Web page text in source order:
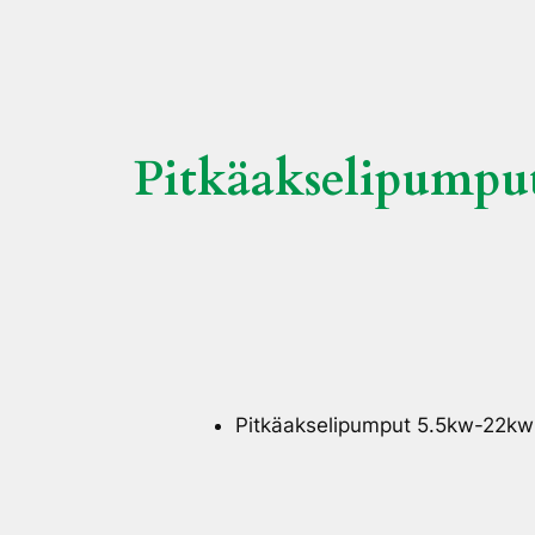
Pitkäakselipumput 5.5kw-22kw